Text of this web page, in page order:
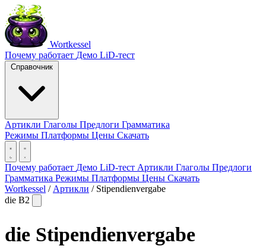
Wortkessel
Почему работает Демо LiD-тест
Справочник
Артикли Глаголы Предлоги Грамматика
Режимы Платформы Цены Скачать
Почему работает Демо LiD-тест Артикли Глаголы Предлоги
Грамматика Режимы Платформы Цены Скачать
Wortkessel / Артикли / Stipendienvergabe
die B2
die Stipendienvergabe